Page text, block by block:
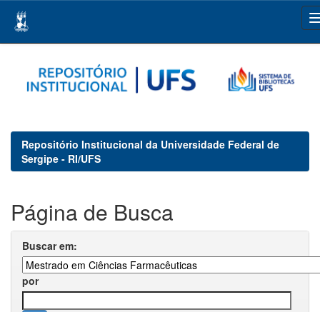
navigation
Repositório Institucional da Universidade Federal de
Sergipe - RI/UFS
Página de Busca
Buscar em:
por